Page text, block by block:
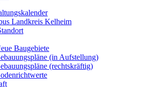
Landkreis Kelheim
Baugebiete
(in Aufstellung)
(rechtskräftig)